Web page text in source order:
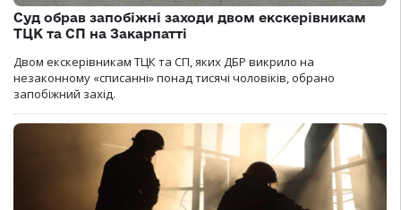
Суд обрав запобіжні заходи двом екскерівникам
ТЦК та СП на Закарпатті
Двом екскерівникам ТЦК та СП, яких ДБР викрило на
незаконному «списанні» понад тисячі чоловіків, обрано
запобіжний захід.